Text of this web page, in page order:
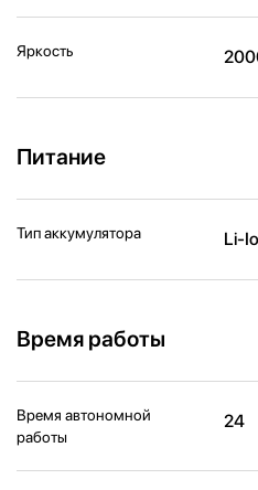
Яркость
Питание
Тип аккумулятора Li-
Время работы
Время автономной
работы
24